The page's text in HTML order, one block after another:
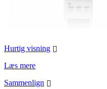
Hurtig visning
Læs mere
Sammenlign